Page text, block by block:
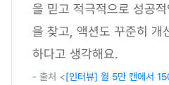
을 믿고 적극적으로 성공
을 찾고, 액션도 꾸준히 개
하다고 생각해요.
- 출처 <[인터뷰] 월 5만 캔에서